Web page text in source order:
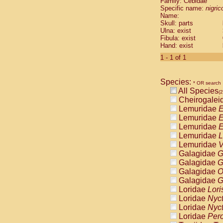
Cebidae
Cebidae
Cebidae
Cebidae
Cebidae
Cebidae
Cebidae
Cebidae
Cebidae
Cebidae
Cebidae
Cebidae
Atelidae
Atelidae
Atelidae
Atelidae
Atelidae
Atelidae
Atelidae
Atelidae
Atelidae
Atelidae
Pitheciidae
Specific name:
Name:
Skull: parts
Ulna: exist
Fibula: exist
Hand: exist
1 - 1 of 1
Species: * OR search
All Species
Lemuridae
Lemuridae
Lemuridae
Lemuridae
Lemuridae
Galagidae
Galagidae
Galagidae
Galagidae
Loridae
Loridae
Loridae
Loridae